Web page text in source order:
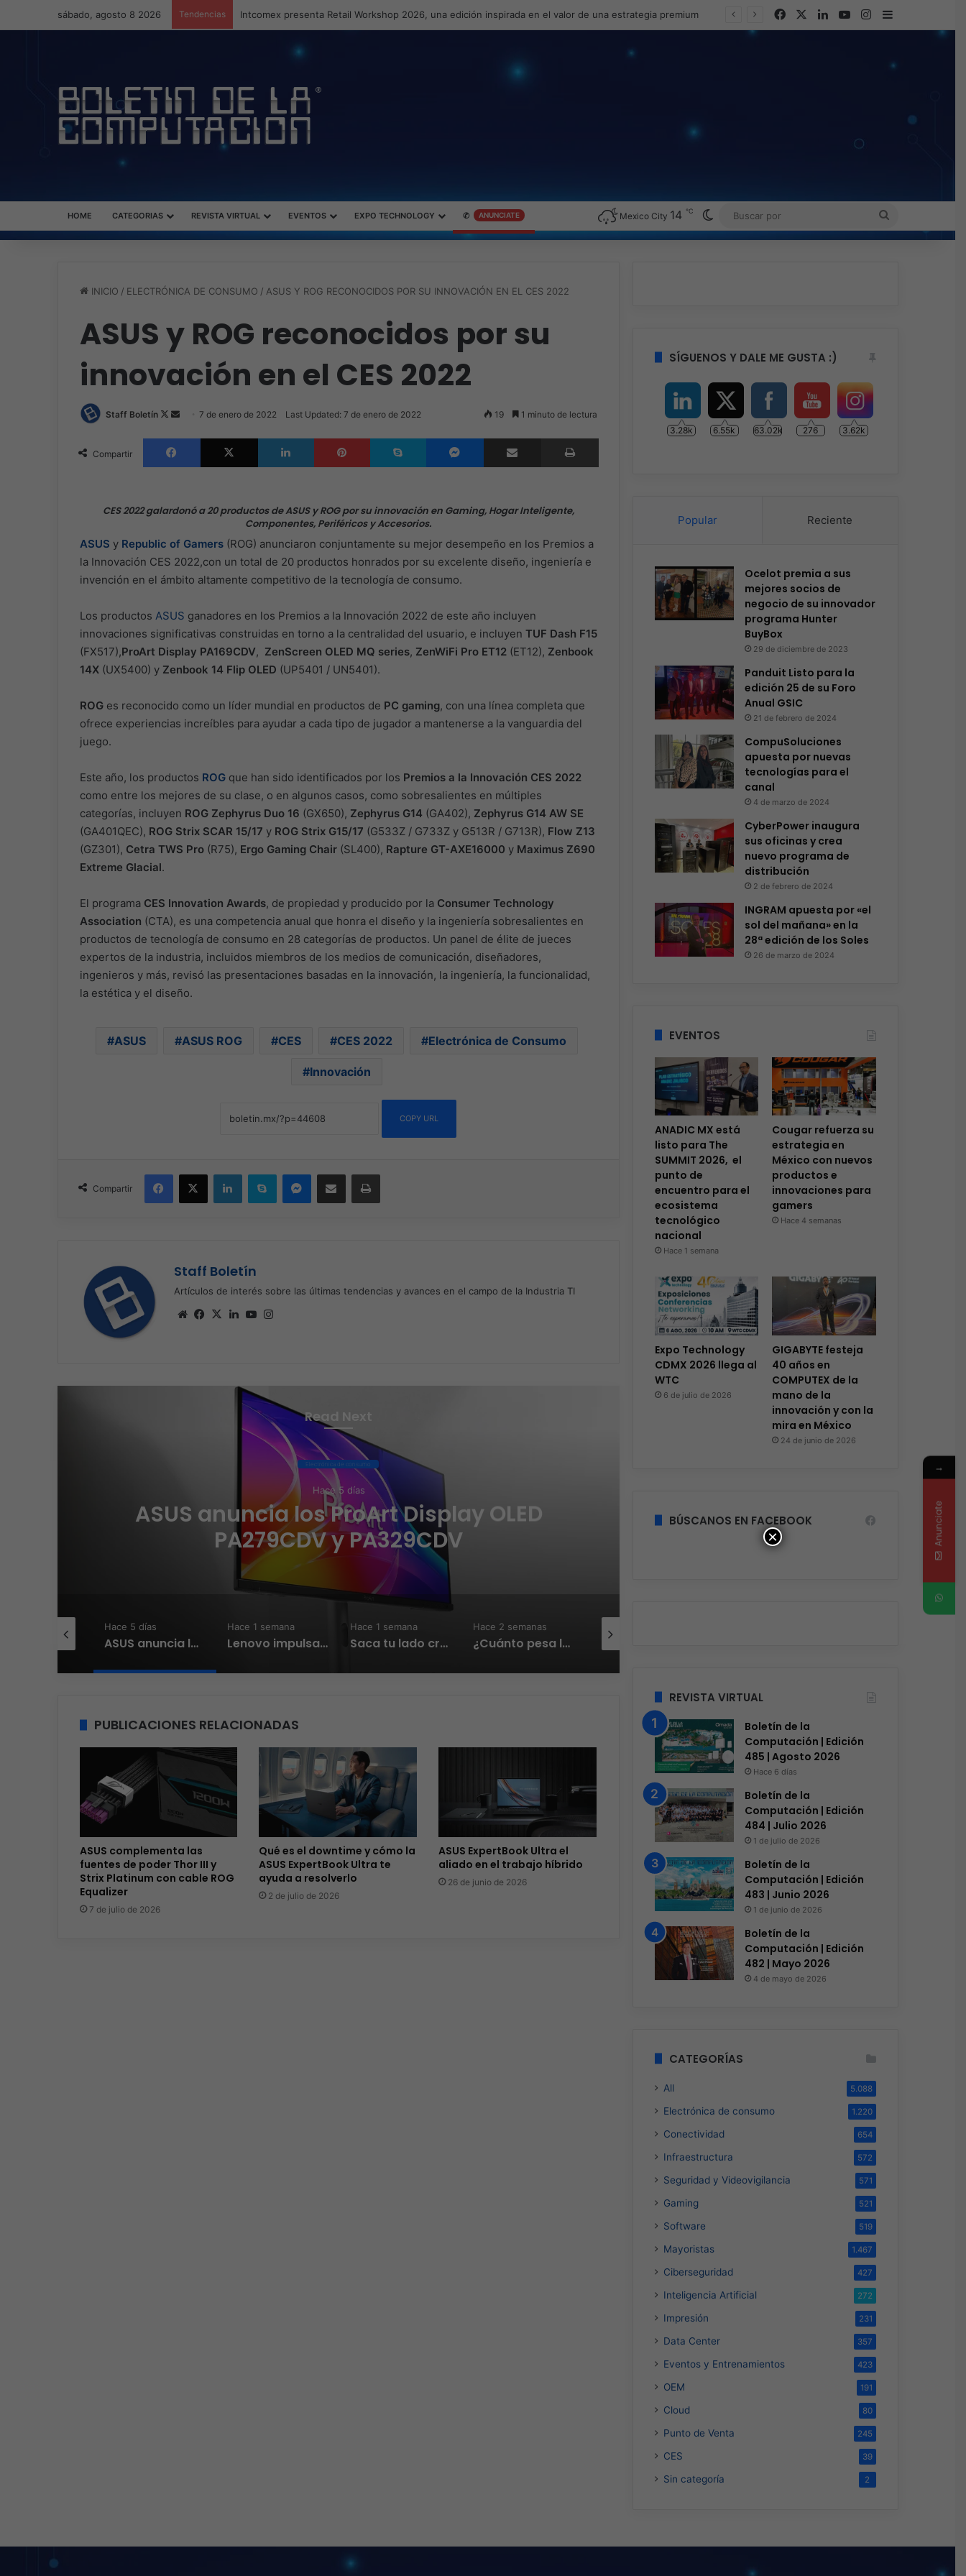
sábado, agosto 8 2026 Tendencias Intcomex presenta Retail Workshop 2026, una edición inspirada en el valor de una estrategia premium FacebookLinkedInYouTubeInstagram
Barra lateral
HOME CATEGORIAS REVISTA VIRTUAL EVENTOS EXPO TECHNOLOGY ✆ ANUNCIATE Mexico City 14 ℃ Switch skin
BUSCAR
POR
INICIO / ELECTRÓNICA DE CONSUMO / ASUS Y ROG RECONOCIDOS POR SU INNOVACIÓN EN EL CES 2022
ASUS y ROG reconocidos por su
innovación en el CES 2022
Staff Boletín
Follow
X
Send7 de enero de 2022 Last Updated: 7 de enero de 2022 19 1 minuto de lectura
Compartir
Facebook X LinkedIn Pinterest Skype Messenger Compartir por correo electrónico Imprimir
CES 2022 galardonó a 20 productos de ASUS y ROG por su innovación en Gaming, Hogar Inteligente,
Componentes, Periféricos y Accesorios.
ASUS y Republic of Gamers(ROG) anunciaron conjuntamente su mejor desempeño en los Premios a
la Innovación CES 2022,con un total de 20 productos honrados por su excelente diseño, ingeniería e
invención en el ámbito altamente competitivo de la tecnología de consumo.
Los productos ASUS ganadores en los Premios a la Innovación 2022 de este año incluyen
innovaciones significativas construidas en torno a la centralidad del usuario, e incluyen TUF Dash F15
(FX517),ProArt Display PA169CDV, ZenScreen OLED MQ series, ZenWiFi Pro ET12(ET12), Zenbook
14X(UX5400) y Zenbook 14 Flip OLED (UP5401 / UN5401).
ROGes reconocido como un líder mundial en productos de PC gaming, con una línea completa que
ofrece experiencias increíbles para ayudar a cada tipo de jugador a mantenerse a la vanguardia del
juego.
Este año, los productos ROG que han sido identificados por los Premios a la Innovación CES 2022
como entre los mejores de su clase, o en algunos casos, como sobresalientes en múltiples
categorías, incluyen ROG Zephyrus Duo 16 (GX650), Zephyrus G14 (GA402), Zephyrus G14 AW SE
(GA401QEC), ROG Strix SCAR 15/17 y ROG Strix G15/17 (G533Z / G733Z y G513R / G713R), Flow Z13
(GZ301), Cetra TWS Pro(R75), Ergo Gaming Chair(SL400), Rapture GT-AXE16000 y Maximus Z690
Extreme Glacial.
El programa CES Innovation Awards, de propiedad y producido por la Consumer Technology
Association (CTA), es una competencia anual que honra el diseño y la ingeniería sobresalientes en
productos de tecnología de consumo en 28 categorías de productos. Un panel de élite de jueces
expertos de la industria, incluidos miembros de los medios de comunicación, diseñadores,
ingenieros y más, revisó las presentaciones basadas en la innovación, la ingeniería, la funcionalidad,
la estética y el diseño.
ASUS ASUS ROG CES CES 2022 Electrónica de Consumo
Innovación
COPY URL
Compartir
Facebook
X LinkedInSkype MessengerCompartir por correo electrónicoImprimir
Staff Boletín
Artículos de interés sobre las últimas tendencias y avances en el campo de la Industria TI
SitioFacebook
X LinkedInYouTube
Read Next
Electrónica de consumo
Hace 5 días
ASUS anuncia los ProArt Display OLED
PA279CDV y PA329CDV
Lenovo impulsa la Esports
como Socio
Hace 5 días
ASUS anuncia los ProArt Display OLED PA279CDV y PA329CDV
Hace 1 semana
Lenovo impulsa la Esports World Cup 2026 como Socio Fundador
Hace 1 semana
Saca tu lado creativo y almacena tus videos con Sandisk y Crayola
Hace 2 semanas
¿Cuánto pesa la productividad? A veces, cargar menos es lograr más
PUBLICACIONES RELACIONADAS
ASUS complementa las
fuentes de poder Thor III y
Strix Platinum con cable ROG
Equalizer
7 de julio de 2026
Qué es el downtime y cómo la
ASUS ExpertBook Ultra te
ayuda a resolverlo
2 de julio de 2026
ASUS ExpertBook Ultra el
aliado en el trabajo híbrido
26 de junio de 2026
SÍGUENOS Y DALE ME GUSTA :)
3.28k 6.55k 63.02k 276 3.62k
Popular Reciente
Ocelot premia a sus
mejores socios de
negocio de su innovador
programa Hunter
BuyBox
29 de diciembre de 2023
Panduit Listo para la
edición 25 de su Foro
Anual GSIC
21 de febrero de 2024
CompuSoluciones
apuesta por nuevas
tecnologías para el
canal
4 de marzo de 2024
CyberPower inaugura
sus oficinas y crea
nuevo programa de
distribución
2 de febrero de 2024
INGRAM apuesta por «el
sol del mañana» en la
28ª edición de los Soles
26 de marzo de 2024
EVENTOS
ANADIC MX está
listo para The
SUMMIT 2026, el
punto de
encuentro para el
ecosistema
tecnológico
nacional
Hace 1 semana
Cougar refuerza su
estrategia en
México con nuevos
productos e
innovaciones para
gamers
Hace 4 semanas
Expo Technology
CDMX 2026 llega al
WTC
6 de julio de 2026
GIGABYTE festeja
40 años en
COMPUTEX de la
mano de la
innovación y con la
mira en México
24 de junio de 2026
BÚSCANOS EN FACEBOOK
REVISTA VIRTUAL
Boletín de la
Computación | Edición
485 | Agosto 2026
Hace 6 días
Boletín de la
Computación | Edición
484 | Julio 2026
1 de julio de 2026
Boletín de la
Computación | Edición
483 | Junio 2026
1 de junio de 2026
Boletín de la
Computación | Edición
482 | Mayo 2026
4 de mayo de 2026
CATEGORÍAS
All 5.088
Electrónica de consumo 1.220
Conectividad 654
Infraestructura 572
Seguridad y Videovigilancia 571
Gaming 521
Software 519
Mayoristas 1.467
Ciberseguridad 427
Inteligencia Artificial 272
Impresión 231
Data Center 357
Eventos y Entrenamientos 423
OEM 191
Cloud 80
Punto de Venta 245
CES 39
Sin categoría 2
×
→
Anunciate